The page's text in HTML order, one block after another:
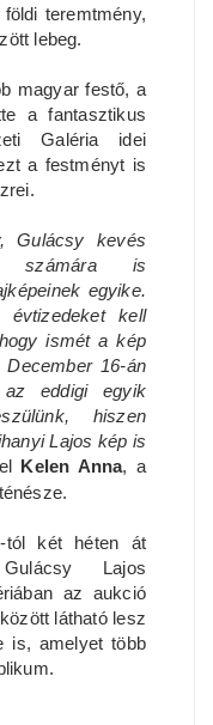
teremtmény,
lebeg.
magyar festő, a
a fantasztikus
Galéria idei
a festményt is
Gulácsy kevés
számára is
egyike.
kell
ismét a kép
16-án
az eddigi egyik
hiszen
Lajos kép is
Kelen Anna, a
tól két héten át
Lajos
az aukció
látható lesz
is, amelyet több